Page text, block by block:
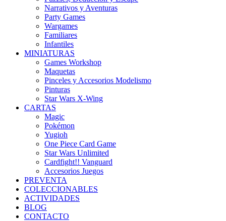
Narrativos y Aventuras
Party Games
Wargames
Familiares
Infantiles
MINIATURAS
Games Workshop
Maquetas
Pinceles y Accesorios Modelismo
Pinturas
Star Wars X-Wing
CARTAS
Magic
Pokémon
Yugioh
One Piece Card Game
Star Wars Unlimited
Cardfight!! Vanguard
Accesorios Juegos
PREVENTA
COLECCIONABLES
ACTIVIDADES
BLOG
CONTACTO